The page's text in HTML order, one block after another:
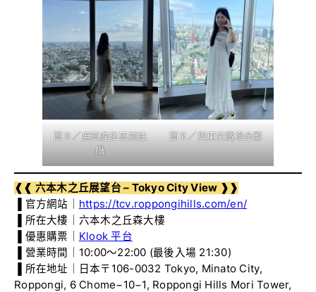
圖８／展區座位區前拍
攝
圖９／與東京鐵塔合影
❰❰ 六本木之丘展望台 – Tokyo City View ❱❱
▐ 官方網站｜ https://tcv.roppongihills.com/en/
▐ 所在大樓｜六本木之丘森大樓
▐ 優惠購票｜ Klook 平台
▐ 營業時間｜10:00～22:00 (最後入場 21:30)
▐ 所在地址｜日本〒106-0032 Tokyo, Minato City,
Roppongi, 6 Chome−10−1, Roppongi Hills Mori Tower,